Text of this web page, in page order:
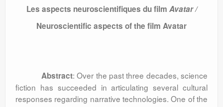
Les aspects neuroscientifiques du film Avatar/
Neuroscientific aspects of the film Avatar
Abstract: Over the past three decades, science
fiction has succeeded in articulating several cultural
responses regarding narrative technologies. One of the